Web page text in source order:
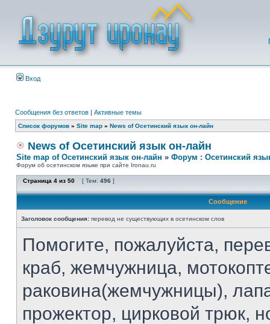
Вход
Сообщения без ответов | Активные темы
Список форумов » Site map » News of Осетинский язык он-лайн
News of Осетинский язык он-лайн
Site map of Осетинский язык он-лайн » Форум : Осетинский
Форум об осетинском языке при сайте Ironau.ru
Страница 4 из 50 [ Тем: 496 ]
Сообщение
Заголовок сообщения: перевод не существующих в осетинском слов
Помогите, пожалуйста,
краб, жемчужница,
раковина(жемчужницы),
прожектор, цирковой трюк,